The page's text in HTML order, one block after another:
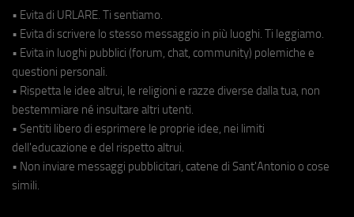
• Evita di URLARE. Ti sentiamo.
• Evita di scrivere lo stesso messaggio in più luoghi. Ti leggiamo.
• Evita in luoghi pubblici (forum, chat, community) polemiche e
questioni personali.
• Rispetta le idee altrui, le religioni e razze diverse dalla tua, non
bestemmiare né insultare altri utenti.
• Sentiti libero di esprimere le proprie idee, nei limiti
dell'educazione e del rispetto altrui.
• Non inviare messaggi pubblicitari, catene di Sant'Antonio o cose
simili.